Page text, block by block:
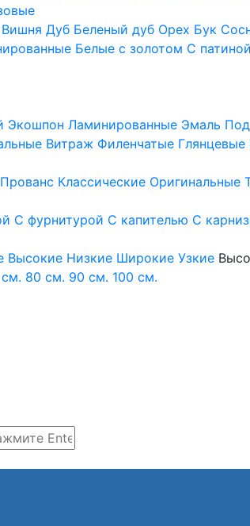
Вишня Дуб Беленый дуб Орех Бук
Белые с золотом С патиной
Экошпон Ламинированные Эмаль
Витраж Филенчатые Глянцевые
Прованс Классические Оригинальные
С фурнитурой С капителью С
Высокие Низкие Широкие Узкие
80 см. 90 см. 100 см.